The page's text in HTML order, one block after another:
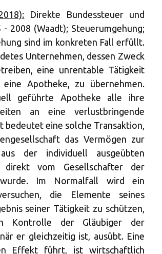
Direkte Bundessteuer und
2008 (Waadt); Steuerumgehung;
sind im konkreten Fall erfüllt.
Unternehmen, dessen Zweck
eine unrentable Tätigkeit
Apotheke, zu übernehmen.
geführte Apotheke alle ihre
an eine verlustbringende
bedeutet eine solche Transaktion,
das Vermögen zur
der individuell ausgeübten
vom Gesellschafter der
wurde. Im Normalfall wird ein
die Elemente seines
seiner Tätigkeit zu schützen,
Kontrolle der Gläubiger der
er gleichzeitig ist, ausübt. Eine
Effekt führt, ist wirtschaftlich